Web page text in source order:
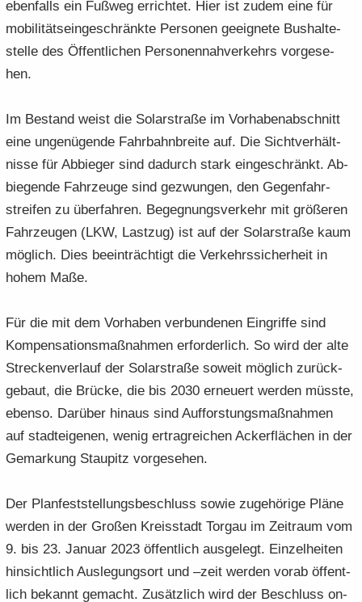
eben­falls ein Fuß­weg er­rich­tet. Hier ist zudem eine für
mo­bi­li­täts­ein­ge­schränk­te Per­so­nen ge­eig­ne­te Bus­hal­te­
stel­le des Öf­fent­li­chen Per­so­nen­nah­ver­kehrs vor­ge­se­
hen.
Im Be­stand weist die So­lar­stra­ße im Vor­ha­ben­ab­schnitt
eine un­ge­nü­gen­de Fahr­bahn­brei­te auf. Die Sicht­ver­hält­
nis­se für Ab­bie­ger sind da­durch stark ein­ge­schränkt. Ab­
bie­gen­de Fahr­zeu­ge sind ge­zwun­gen, den Ge­gen­fahr­
strei­fen zu über­fah­ren. Be­geg­nungs­ver­kehr mit grö­ße­ren
Fahr­zeu­gen (LKW, Last­zug) ist auf der So­lar­stra­ße kaum
mög­lich. Dies be­ein­träch­tigt die Ver­kehrs­si­cher­heit in
hohem Maße.
Für die mit dem Vor­ha­ben ver­bun­de­nen Ein­grif­fe sind
Kom­pen­sa­ti­ons­maß­nah­men er­for­der­lich. So wird der alte
Stre­cken­ver­lauf der So­lar­stra­ße so­weit mög­lich zu­rück­
ge­baut, die Brü­cke, die bis 2030 er­neu­ert wer­den müss­te,
eben­so. Dar­über hin­aus sind Auf­forstungs­maß­nah­men
auf stadt­ei­ge­nen, wenig er­trag­rei­chen Acker­flä­chen in der
Ge­mar­kung Stau­pitz vor­ge­se­hen.
Der Plan­fest­stel­lungs­be­schluss sowie zu­ge­hö­ri­ge Pläne
wer­den in der Gro­ßen Kreis­stadt Tor­gau im Zeit­raum vom
9. bis 23. Ja­nu­ar 2023 öf­fent­lich aus­ge­legt. Ein­zel­hei­ten
hin­sicht­lich Aus­le­gungs­ort und –zeit wer­den vorab öf­fent­
lich be­kannt ge­macht. Zu­sätz­lich wird der Be­schluss on­